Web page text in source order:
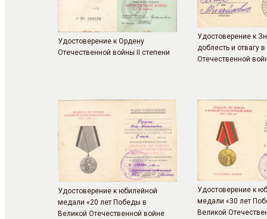
Удостоверение к Ордену
Отечественной войны II степени
Удостоверение к
доблесть и отвагу
Отечественной
Удостоверение к юбилейной
медали «20 лет Победы в
Великой Отечественной войне
Удостоверение к
медали «30 лет
Великой